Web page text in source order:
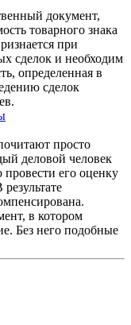
документ,
товарного знака
при
сделок и необходим
определенная в
сделок
просто
деловой человек
его оценку
в котором
Без него подобные